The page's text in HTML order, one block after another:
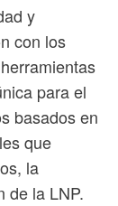
y
con los
para el
basados en
que
la
de la LNP.